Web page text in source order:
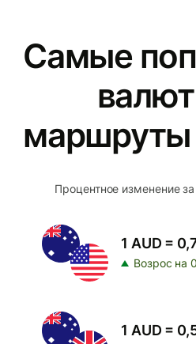
Самые
маршруты
Процентное изменение
1 AUD =
Возрос на
1 AUD =